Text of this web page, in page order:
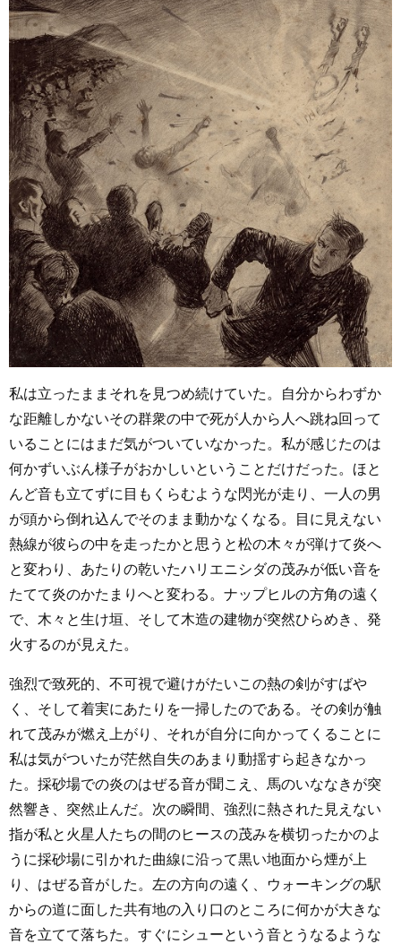
私は立ったままそれを見つめ続けていた。自分からわずか
な距離しかないその群衆の中で死が人から人へ跳ね回って
いることにはまだ気がついていなかった。私が感じたのは
何かずいぶん様子がおかしいということだけだった。ほと
んど音も立てずに目もくらむような閃光が走り、一人の男
が頭から倒れ込んでそのまま動かなくなる。目に見えない
熱線が彼らの中を走ったかと思うと松の木々が弾けて炎へ
と変わり、あたりの乾いたハリエニシダの茂みが低い音を
たてて炎のかたまりへと変わる。ナップヒルの方角の遠く
で、木々と生け垣、そして木造の建物が突然ひらめき、発
火するのが見えた。
強烈で致死的、不可視で避けがたいこの熱の剣がすばや
く、そして着実にあたりを一掃したのである。その剣が触
れて茂みが燃え上がり、それが自分に向かってくることに
私は気がついたが茫然自失のあまり動揺すら起きなかっ
た。採砂場での炎のはぜる音が聞こえ、馬のいななきが突
然響き、突然止んだ。次の瞬間、強烈に熱された見えない
指が私と火星人たちの間のヒースの茂みを横切ったかのよ
うに採砂場に引かれた曲線に沿って黒い地面から煙が上
り、はぜる音がした。左の方向の遠く、ウォーキングの駅
からの道に面した共有地の入り口のところに何かが大きな
音を立てて落ちた。すぐにシューという音とうなるような